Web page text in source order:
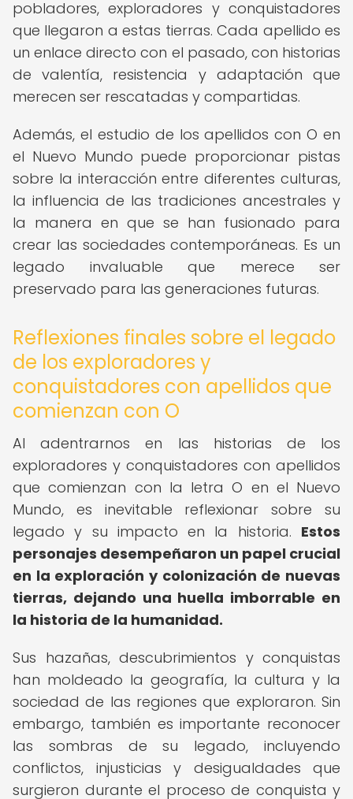
pobladores, exploradores y conquistadores
que llegaron a estas tierras. Cada apellido es
un enlace directo con el pasado, con historias
de valentía, resistencia y adaptación que
merecen ser rescatadas y compartidas.
Además, el estudio de los apellidos con O en
el Nuevo Mundo puede proporcionar pistas
sobre la interacción entre diferentes culturas,
la influencia de las tradiciones ancestrales y
la manera en que se han fusionado para
crear las sociedades contemporáneas. Es un
legado invaluable que merece ser
preservado para las generaciones futuras.
Reflexiones finales sobre el legado
de los exploradores y
conquistadores con apellidos que
comienzan con O
Al adentrarnos en las historias de los
exploradores y conquistadores con apellidos
que comienzan con la letra O en el Nuevo
Mundo, es inevitable reflexionar sobre su
legado y su impacto en la historia. Estos
personajes desempeñaron un papel crucial
en la exploración y colonización de nuevas
tierras, dejando una huella imborrable en
la historia de la humanidad.
Sus hazañas, descubrimientos y conquistas
han moldeado la geografía, la cultura y la
sociedad de las regiones que exploraron. Sin
embargo, también es importante reconocer
las sombras de su legado, incluyendo
conflictos, injusticias y desigualdades que
surgieron durante el proceso de conquista y